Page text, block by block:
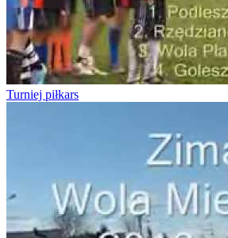
Turniej piłkars